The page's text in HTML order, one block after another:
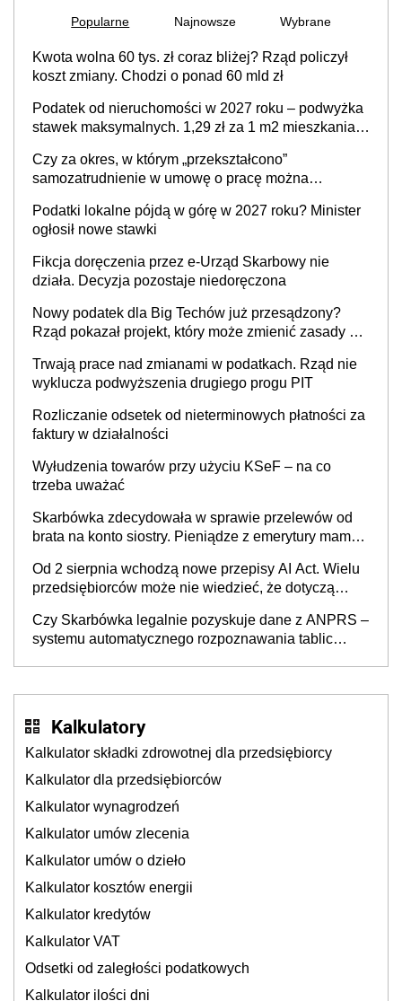
Popularne Najnowsze Wybrane
Kwota wolna 60 tys. zł coraz bliżej? Rząd policzył
koszt zmiany. Chodzi o ponad 60 mld zł
Podatek od nieruchomości w 2027 roku – podwyżka
stawek maksymalnych. 1,29 zł za 1 m2 mieszkania,
prowadzeniem działalności gospodarczej
Czy za okres, w którym „przekształcono”
samozatrudnienie w umowę o pracę można
cywilnoprawnej jedynym racjonalnym wyjściem
Podatki lokalne pójdą w górę w 2027 roku? Minister
ogłosił nowe stawki
Fikcja doręczenia przez e-Urząd Skarbowy nie
działa. Decyzja pozostaje niedoręczona
Nowy podatek dla Big Techów już przesądzony?
Rząd pokazał projekt, który może zmienić zasady gry
Trwają prace nad zmianami w podatkach. Rząd nie
wyklucza podwyższenia drugiego progu PIT
Rozliczanie odsetek od nieterminowych płatności za
faktury w działalności
Wyłudzenia towarów przy użyciu KSeF – na co
trzeba uważać
Skarbówka zdecydowała w sprawie przelewów od
brata na konto siostry. Pieniądze z emerytury mamy
będzie
Od 2 sierpnia wchodzą nowe przepisy AI Act. Wielu
przedsiębiorców może nie wiedzieć, że dotyczą
Czy Skarbówka legalnie pozyskuje dane z ANPRS –
systemu automatycznego rozpoznawania tablic
Kalkulatory
Kalkulator składki zdrowotnej dla przedsiębiorcy
Kalkulator dla przedsiębiorców
Kalkulator wynagrodzeń
Kalkulator umów zlecenia
Kalkulator umów o dzieło
Kalkulator kosztów energii
Kalkulator kredytów
Kalkulator VAT
Odsetki od zaległości podatkowych
Kalkulator ilości dni